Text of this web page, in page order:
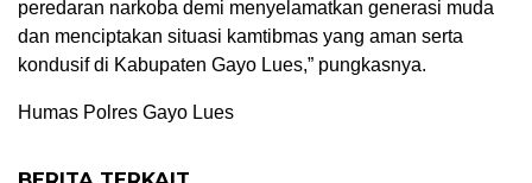
peredaran narkoba demi menyelamatkan generasi muda
dan menciptakan situasi kamtibmas yang aman serta
kondusif di Kabupaten Gayo Lues,” pungkasnya.
Humas Polres Gayo Lues